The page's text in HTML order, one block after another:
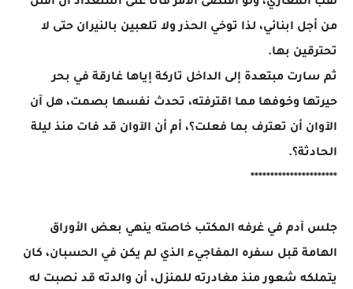
من أجل ابنائي، لذا توخي الحذر ولا تلعبين بالنيران حتى لا
تحترقين بها.
ثم سارت مبتعدة إلى الداخل تاركة إياها غارقة في بحر
حيرتها وخوفها مما اقترفته، تحدث نفسها بصمت، هل آن
الآوان أن تعترف بما فعلت؟، أم أن الآوان قد فات منذ ليلة
الحادثة؟.
**********************
جلس آدم في غرفه المكتب خاصته ينهي بعض الأوراق
الهامة قبل سفره المفاجيء الذي لم يكن في الحسبان، كان
يتملكه شعور منذ مغادرته للمنزل، أن والدته قد نصبت له